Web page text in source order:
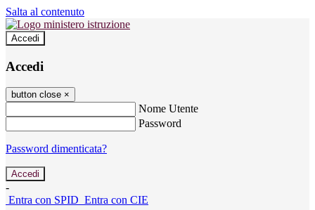
Salta al contenuto
Accedi
Accedi
button close ×
Nome Utente
Password
Password dimenticata?
-
Entra con SPID Entra con CIE